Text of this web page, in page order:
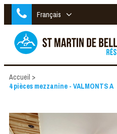
Français
Accueil >
4 pièces mezzanine - VALMONTS A